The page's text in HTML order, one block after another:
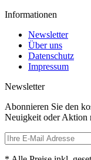
Informationen
Newsletter
Über uns
Datenschutz
Impressum
Newsletter
Abonnieren Sie den
Neuigkeit oder Aktion